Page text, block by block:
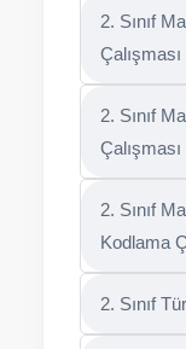
2. Sınıf
2. Sınıf
Çalışması
2. Sınıf
Kodlama
2. Sınıf